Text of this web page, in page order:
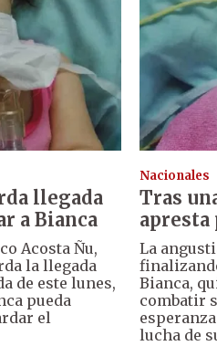
llegada
a Bianca
Acosta Ñu,
la llegada
de este lunes,
pueda
el
Nacionales
Tras
La
Bianca,
combatir
lucha de